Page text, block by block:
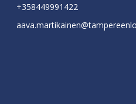
+358449991422